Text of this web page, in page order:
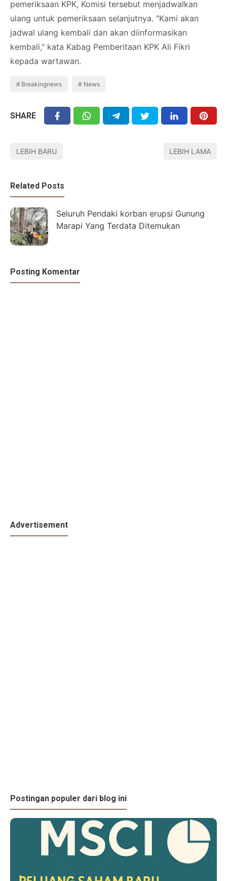
pemeriksaan KPK, Komisi tersebut menjadwalkan
ulang untuk pemeriksaan selanjutnya. "Kami akan
jadwal ulang kembali dan akan diinformasikan
kembali," kata Kabag Pemberitaan KPK Ali Fikri
kepada wartawan.
Breakingnews News
SHARE
LEBIH BARU LEBIH LAMA
Related Posts
Seluruh Pendaki korban erupsi Gunung
Marapi Yang Terdata Ditemukan
Posting Komentar
Advertisement
Postingan populer dari blog ini